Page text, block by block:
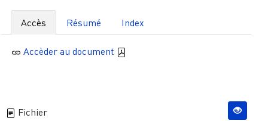
Accès Résumé Index
Accèder au document
Fichier